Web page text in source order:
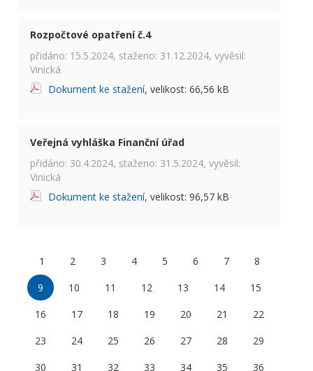
Rozpočtové opatření č.4
přidáno: 15.5.2024, staženo: 31.12.2024, vyvěsil:
Vinická
Dokument ke stažení, velikost: 66,56 kB
Veřejná vyhláška Finanční úřad
přidáno: 30.4.2024, staženo: 31.5.2024, vyvěsil:
Vinická
Dokument ke stažení, velikost: 96,57 kB
1 2 3 4 5 6 7
8
9
10 11 12 13 14
15
16
17 18 19 20 21
22
23
24 25 26 27 28
29
30
31 32 33 34 35
36